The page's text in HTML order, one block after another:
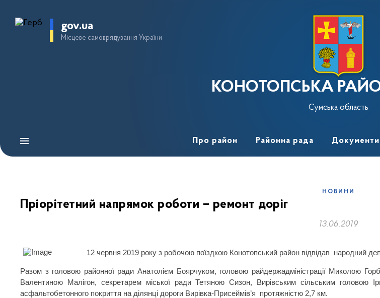
gov.ua
Місцеве самоврядування України
КОНОТОПСЬКА
Сумська область
Про район Районна рада
НОВИНИ
Пріорітетний напрямок роботи – ремонт доріг
13.06.2019
12 червня 2019 року з робочою поїздкою Конотопський район відвідав народний
Разом з головою районної ради Анатолієм Боярчуком, головою райдержадміністрації Миколою
Валентиною Малігон, секретарем міської ради Тетяною Сизон, Вирівським сільським головою
асфальтобетонного покриття на ділянці дороги Вирівка-Присеймів’я
протяжністю 2,7 км.